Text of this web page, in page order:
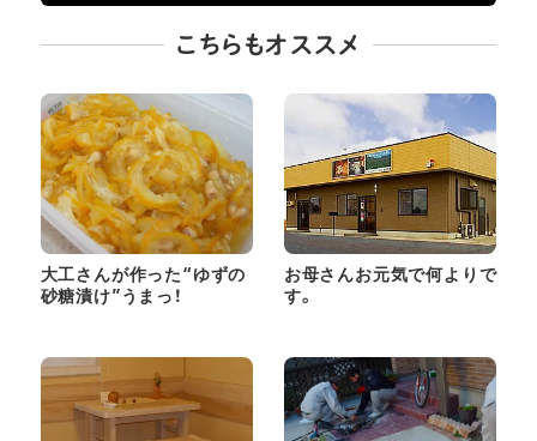
こちらもオススメ
大工さんが作った“ゆずの
砂糖漬け”うまっ！
お母さんお元気で何よりで
す。